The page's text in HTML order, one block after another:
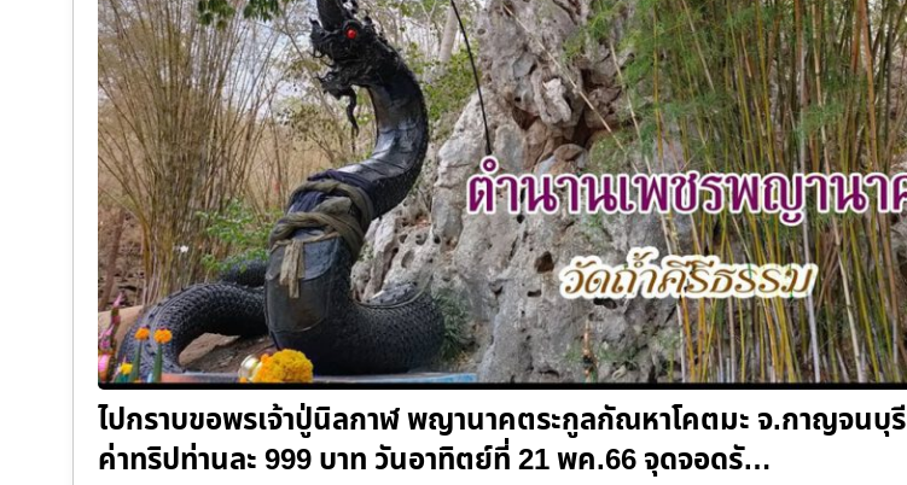
ไปกราบขอพรเจ้าปู่นิลกาฬ พญานาคตระกูลกัณหาโคตมะ จ.กาญจนบุรี
ค่าทริปท่านละ 999 บาท วันอาทิตย์ที่ 21 พค.66 จุดจอดรั…